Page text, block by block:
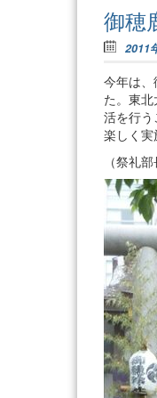
御穂
2011
今年は
た。東
活を行
楽しく実
（祭礼